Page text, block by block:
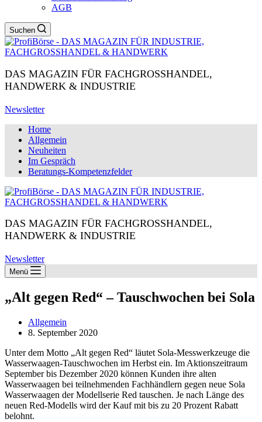
AGB
Suchen
DAS MAGAZIN FÜR FACHGROSSHANDEL,
HANDWERK & INDUSTRIE
Newsletter
Home
Allgemein
Neuheiten
Im Gespräch
Beratungs-Kompetenzfelder
DAS MAGAZIN FÜR FACHGROSSHANDEL,
HANDWERK & INDUSTRIE
Newsletter
Menü
„Alt gegen Red“ – Tauschwochen bei Sola
Allgemein
8. September 2020
Unter dem Motto „Alt gegen Red“ läutet Sola-Messwerkzeuge die
Wasserwaagen-Tauschwochen im Herbst ein. Im Aktionszeitraum
September bis Dezember 2020 können Kunden ihre alten
Wasserwaagen bei teilnehmenden Fachhändlern gegen neue Sola
Wasserwaagen der Modellserie Red tauschen. Je nach Länge des
neuen Red-Modells wird der Kauf mit bis zu 20 Prozent Rabatt
belohnt.